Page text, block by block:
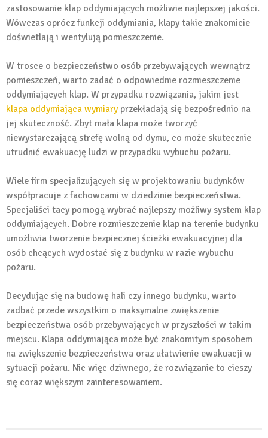
zastosowanie klap oddymiających możliwie najlepszej jakości.
Wówczas oprócz funkcji oddymiania, klapy takie znakomicie
doświetlają i wentylują pomieszczenie.
W trosce o bezpieczeństwo osób przebywających wewnątrz
pomieszczeń, warto zadać o odpowiednie rozmieszczenie
oddymiających klap. W przypadku rozwiązania, jakim jest
klapa oddymiająca wymiaryprzekładają się bezpośrednio na
jej skuteczność. Zbyt mała klapa może tworzyć
niewystarczającą strefę wolną od dymu, co może skutecznie
utrudnić ewakuację ludzi w przypadku wybuchu pożaru.
Wiele firm specjalizujących się w projektowaniu budynków
współpracuje z fachowcami w dziedzinie bezpieczeństwa.
Specjaliści tacy pomogą wybrać najlepszy możliwy system klap
oddymiających. Dobre rozmieszczenie klap na terenie budynku
umożliwia tworzenie bezpiecznej ścieżki ewakuacyjnej dla
osób chcących wydostać się z budynku w razie wybuchu
pożaru.
Decydując się na budowę hali czy innego budynku, warto
zadbać przede wszystkim o maksymalne zwiększenie
bezpieczeństwa osób przebywających w przyszłości w takim
miejscu. Klapa oddymiająca może być znakomitym sposobem
na zwiększenie bezpieczeństwa oraz ułatwienie ewakuacji w
sytuacji pożaru. Nic więc dziwnego, że rozwiązanie to cieszy
się coraz większym zainteresowaniem.